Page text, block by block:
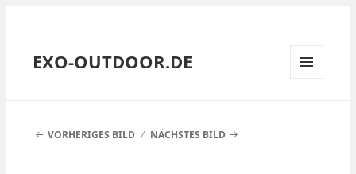
EXO-OUTDOOR.DE
VORHERIGES BILD
NÄCHSTES BILD